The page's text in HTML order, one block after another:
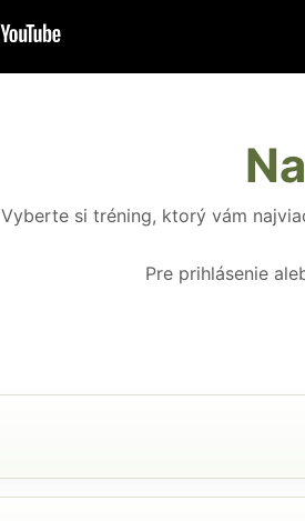
Vyberte si tréning, ktorý vám
Pre prihlásenie